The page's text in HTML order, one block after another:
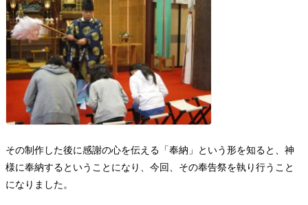
その制作した後に感謝の心を伝える「奉納」という形を知ると、神
様に奉納するということになり、今回、その奉告祭を執り行うこと
になりました。